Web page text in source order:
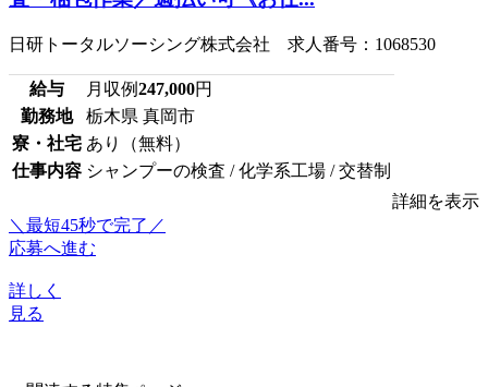
日研トータルソーシング株式会社 求人番号：1068530
給与 月収例247,000円
勤務地
栃木県 真岡市
寮・社宅 あり（無料）
仕事内容 シャンプーの検査 / 化学系工場 / 交替制
詳細を表示
＼最短45秒で完了／
応募へ進む
詳しく
見る